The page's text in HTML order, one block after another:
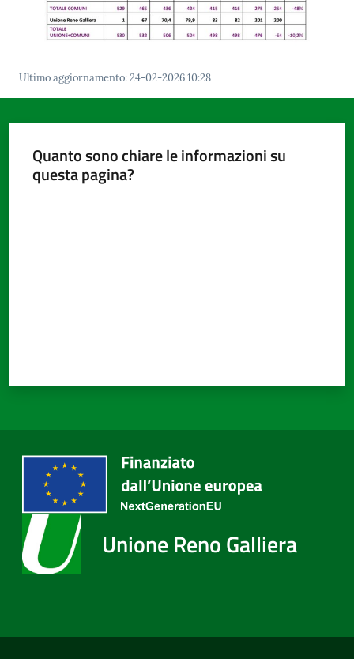
Ultimo aggiornamento:24-02-2026 10:28
Quanto sono chiare le informazioni su
questa pagina?
Unione Reno Galliera